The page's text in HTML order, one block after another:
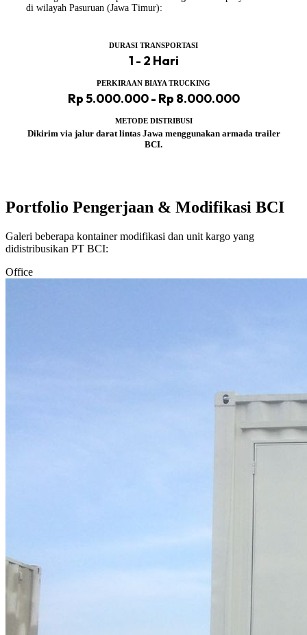
di wilayah Pasuruan (Jawa Timur):
DURASI TRANSPORTASI
1 - 2 Hari
PERKIRAAN BIAYA TRUCKING
Rp 5.000.000 - Rp 8.000.000
METODE DISTRIBUSI
Dikirim via jalur darat lintas Jawa menggunakan armada trailer
BCI.
Portfolio Pengerjaan & Modifikasi BCI
Galeri beberapa kontainer modifikasi dan unit kargo yang
didistribusikan PT BCI:
Office